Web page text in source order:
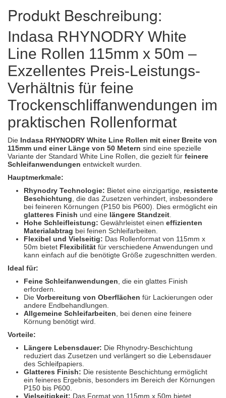
(113)
Indasa
(2)
KWASNY
(8)
Mirka
(1)
no-name
(1)
Novol
Prevost
(3)
Proma
(21)
Sia
Spectral
(5)
StarChem
(1)
Sundstrom
(4)
Troton
(1)
ZVG
Produkt Beschreibung:
Indasa RHYNODRY White
Line Rollen 115mm x 50m –
Exzellentes Preis-Leistungs-
Verhältnis für feine
Trockenschliffanwendungen im
praktischen Rollenformat
Die Indasa RHYNODRY White Line Rollen mit einer Breite von
115mm und einer Länge von 50 Metern sind eine spezielle
Variante der Standard White Line Rollen, die gezielt für feinere
Schleifanwendungen entwickelt wurden.
Hauptmerkmale:
Rhynodry Technologie: Bietet eine einzigartige, resistente
Beschichtung , die das Zusetzen verhindert, insbesondere
bei feineren Körnungen (P150 bis P600). Dies ermöglicht ein
glatteres Finish und eine längere Standzeit
Hohe Schleifleistung: Gewährleistet einen effizienten
Materialabtrag bei feinen Schleifarbeiten.
Flexibel und Vielseitig: Das Rollenformat von 115mm x
50m bietet Flexibilität für verschiedene Anwendungen und
kann einfach auf die benötigte Größe zugeschnitten werden.
Ideal für:
Feine Schleifanwendungen , die ein glattes Finish
erfordern.
Die Vorbereitung von Oberflächen für Lackierungen oder
andere Endbehandlungen.
Allgemeine Schleifarbeiten , bei denen eine feinere
Körnung benötigt wird.
Vorteile:
Längere Lebensdauer: Die Rhynodry-Beschichtung
reduziert das Zusetzen und verlängert so die Lebensdauer
des Schleifpapiers.
Glatteres Finish: Die resistente Beschichtung ermöglicht
ein feineres Ergebnis, besonders im Bereich der Körnungen
P150 bis P600.
Vielseitigkeit: Das Format von 115mm x 50m bietet